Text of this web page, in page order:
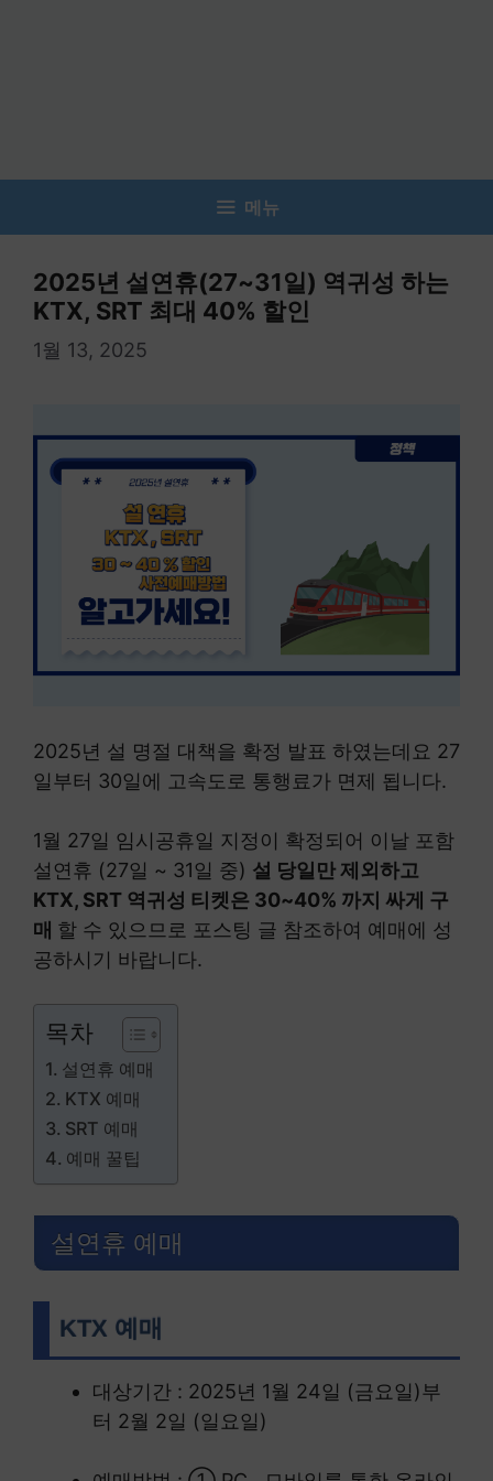
메뉴
2025년 설연휴(27~31일) 역귀성 하는
KTX, SRT 최대 40% 할인
1월 13, 2025
2025년 설 명절 대책을 확정 발표 하였는데요 27
일부터 30일에 고속도로 통행료가 면제 됩니다.
1월 27일 임시공휴일 지정이 확정되어 이날 포함
설연휴 (27일 ~ 31일 중) 설 당일만 제외하고
KTX, SRT 역귀성 티켓은 30~40% 까지 싸게 구
매 할 수 있으므로 포스팅 글 참조하여 예매에 성
공하시기 바랍니다.
목차
설연휴 예매
KTX 예매
SRT 예매
예매 꿀팁
설연휴 예매
KTX 예매
대상기간 : 2025년 1월 24일 (금요일)부
터 2월 2일 (일요일)